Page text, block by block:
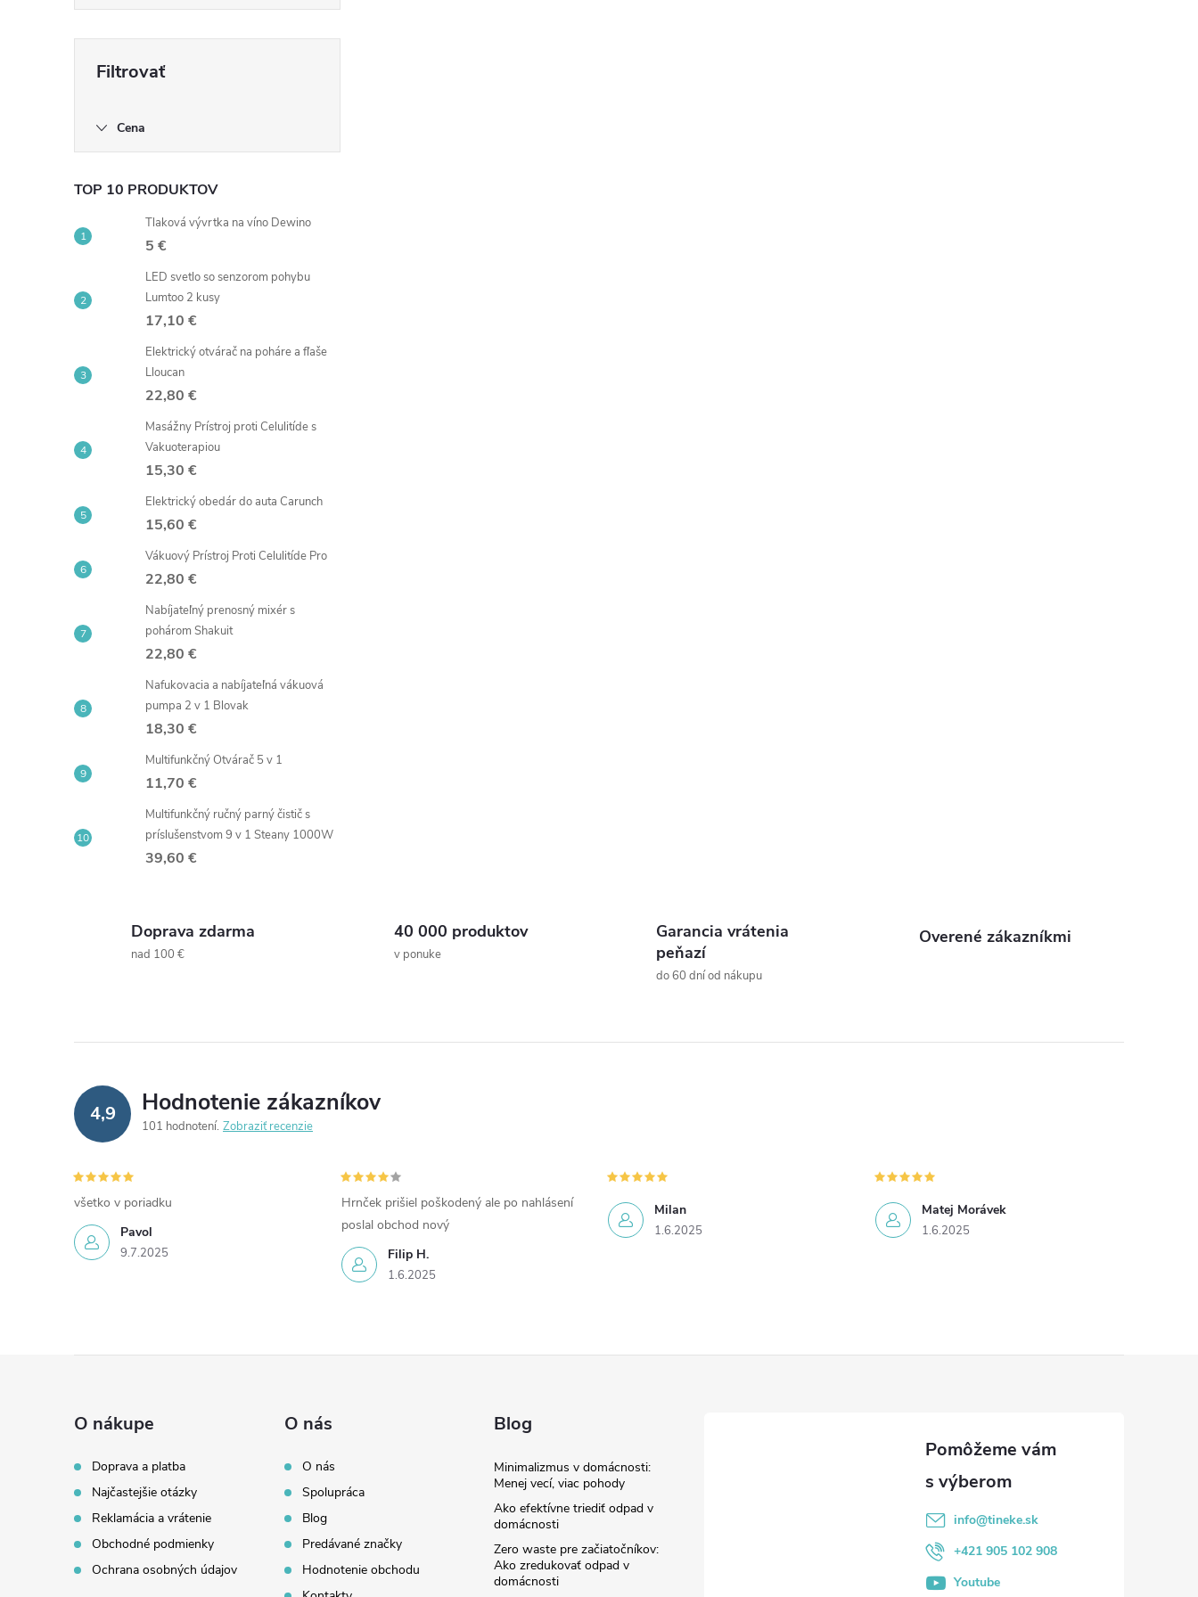
Cena
TOP 10 PRODUKTOV
Tlaková vývrtka na víno Dewino
5 €
LED svetlo so senzorom pohybu
Lumtoo 2 kusy
17,10 €
Elektrický otvárač na poháre a fľaše
Lloucan
22,80 €
Masážny Prístroj proti Celulitíde s
Vakuoterapiou
15,30 €
Elektrický obedár do auta Carunch
15,60 €
Vákuový Prístroj Proti Celulitíde Pro
22,80 €
Nabíjateľný prenosný mixér s
pohárom Shakuit
22,80 €
Nafukovacia a nabíjateľná vákuová
pumpa 2 v 1 Blovak
18,30 €
Multifunkčný Otvárač 5 v 1
11,70 €
Multifunkčný ručný parný čistič s
príslušenstvom 9 v 1 Steany 1000W
39,60 €
Doprava zdarma
nad 100 €
40 000 produktov
v ponuke
Garancia vrátenia
peňazí
do 60 dní od nákupu
Overené zákazníkmi
4,9 Hodnotenie zákazníkov
101 hodnotení Zobraziť recenzie
Pavol
9.7.2025
všetko v poriadku
Filip H.
1.6.2025
Hrnček prišiel poškodený ale po nahlásení
poslal obchod nový
Milan
1.6.2025
Matej Morávek
1.6.2025
O nákupe
Doprava a platba
Najčastejšie otázky
Reklamácia a vrátenie
Obchodné podmienky
Ochrana osobných údajov
O nás
O nás
Spolupráca
Blog
Predávané značky
Hodnotenie obchodu
Blog
Minimalizmus v domácnosti:
Menej vecí, viac pohody
Ako efektívne triediť odpad v
domácnosti
Zero waste pre začiatočníkov:
Ako zredukovať odpad v
domácnosti
info@tineke.sk
+421 905 102 908
Youtube